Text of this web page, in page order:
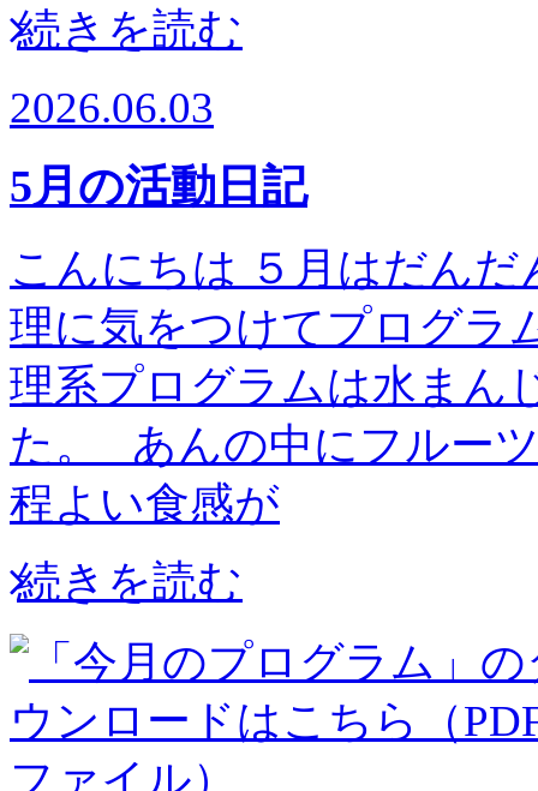
続きを読む
2026.06.03
5月の活動日記
こんにちは ５月はだん
理に気をつけてプログラ
理系プログラムは水まん
た。 あんの中にフルー
程よい食感が
続きを読む